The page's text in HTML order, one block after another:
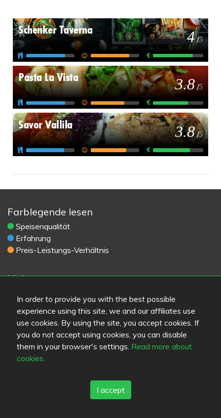
In order to provide you with the best possible
experience using this site, we and our affiliates use
use cookies. By using the site, you accept cookies. If
you do not accept using cookies, you can disable
them in your browser's settings. Read more about
cookies.
I accept
Schenker Taverna 4 /5
Pasta La Vista 3.8 /5
Savor Vallila 3.8 /5
Farblegende lesen
Speisenqualität
Erfahrung
Preis-Leistungs-Verhältnis
Links
Feedback
Dienstleistungsbedingungen
Kontakt
Datenschutzbestimmungen
Cookies
Blogs